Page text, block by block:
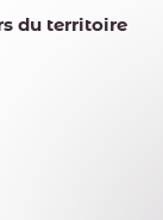
du territoire